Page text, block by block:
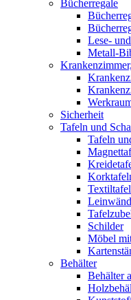
Bücherregale
Lese-
Metall-
Sicherheit
Tafeln und
Tafeln
Schilder
Möbel
Behälter
Behälter